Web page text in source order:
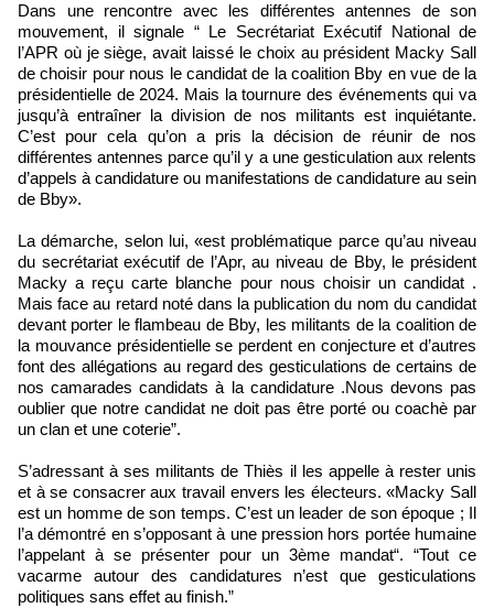
Dans une rencontre avec les différentes antennes de son
mouvement, il signale “ Le Secrétariat Exécutif National de
l’APR où je siège, avait laissé le choix au président Macky Sall
de choisir pour nous le candidat de la coalition Bby en vue de la
présidentielle de 2024. Mais la tournure des événements qui va
jusqu’à entraîner la division de nos militants est inquiétante.
C’est pour cela qu’on a pris la décision de réunir de nos
différentes antennes parce qu’il y a une gesticulation aux relents
d’appels à candidature ou manifestations de candidature au sein
de Bby».
La démarche, selon lui, «est problématique parce qu’au niveau
du secrétariat exécutif de l’Apr, au niveau de Bby, le président
Macky a reçu carte blanche pour nous choisir un candidat .
Mais face au retard noté dans la publication du nom du candidat
devant porter le flambeau de Bby, les militants de la coalition de
la mouvance présidentielle se perdent en conjecture et d’autres
font des allégations au regard des gesticulations de certains de
nos camarades candidats à la candidature .Nous devons pas
oublier que notre candidat ne doit pas être porté ou coachè par
un clan et une coterie”.
S’adressant à ses militants de Thiès il les appelle à rester unis
et à se consacrer aux travail envers les électeurs. «Macky Sall
est un homme de son temps. C’est un leader de son époque ; Il
l’a démontré en s’opposant à une pression hors portée humaine
l’appelant à se présenter pour un 3ème mandat“. “Tout ce
vacarme autour des candidatures n’est que gesticulations
politiques sans effet au finish.”